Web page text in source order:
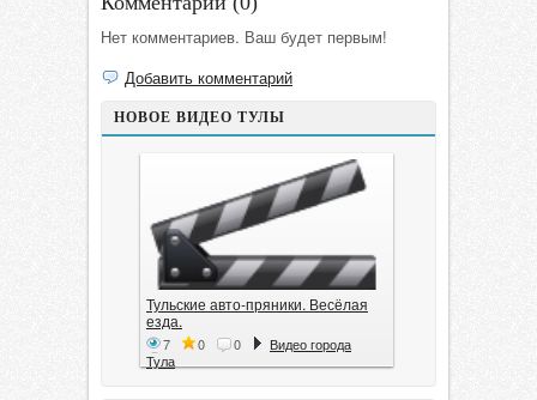
Нет комментариев. Ваш будет первым!
Добавить комментарий
НОВОЕ ВИДЕО ТУЛЫ
Тульские авто-пряники. Весёлая
езда.
7 0 0
Видео города
Тула